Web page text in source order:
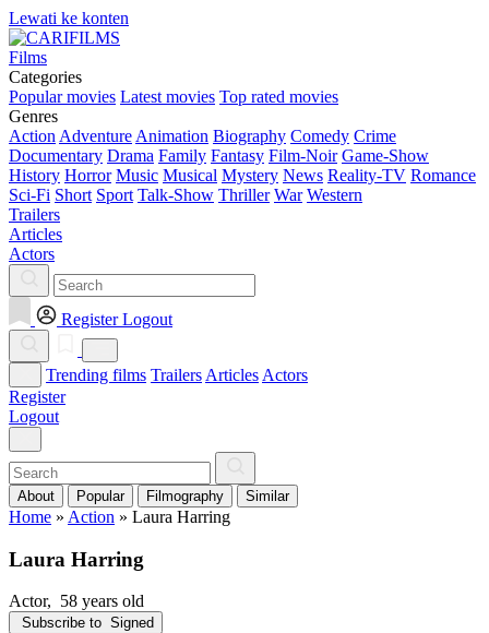
Lewati ke konten
Films
Categories
Popular movies Latest movies Top rated movies
Genres
Action Adventure Animation Biography Comedy Crime
Documentary Drama Family Fantasy Film-Noir Game-Show
History Horror Music Musical Mystery News Reality-TV Romance
Sci-Fi Short Sport Talk-Show Thriller War Western
Trailers
Articles
Actors
Register Logout
Trending films Trailers Articles Actors
Register
Logout
About Popular Filmography Similar
Home » Action » Laura Harring
Laura Harring
Actor, 58 years old
Subscribe to Signed